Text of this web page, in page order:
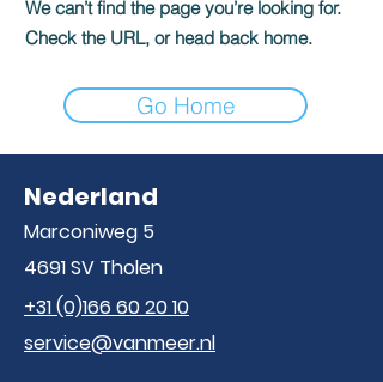
We can’t find the page you’re looking for.
Check the URL, or head back home.
Go Home
Nederland
Marconiweg 5
4691 SV Tholen
+31 (0)166 60 20 10
service@vanmeer.nl